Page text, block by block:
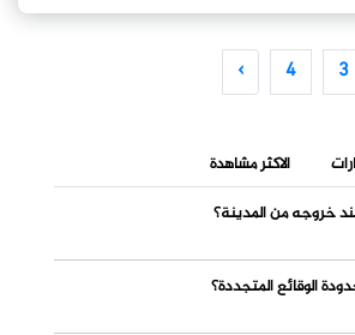
3
4
›
الاكثر مشاهدة
خروجه من المدينة؟
الوقائع المتجددة؟